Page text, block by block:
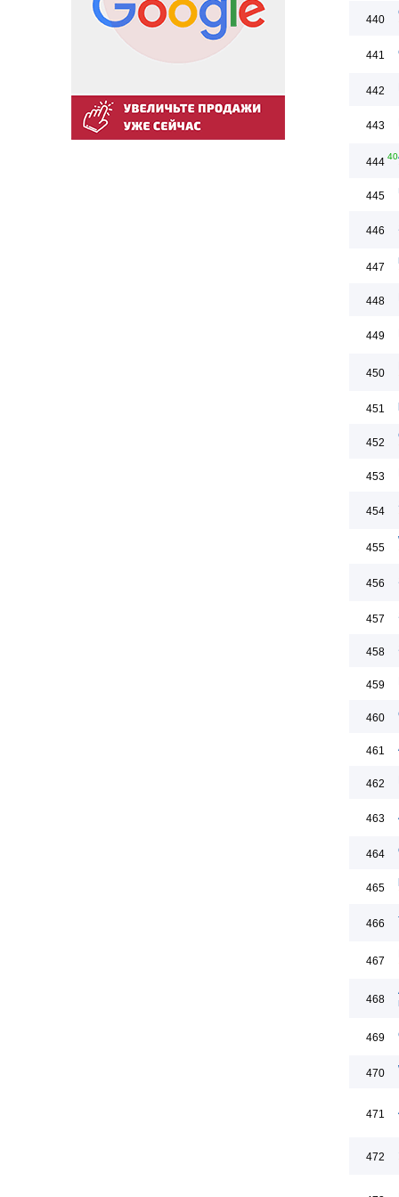
440
441
442
443
444 40
445
446
447
448
449
450
451
452
453
454
455
456
457
458
459
460
461
462
463
464
465
466
467
468
469
470
471
472